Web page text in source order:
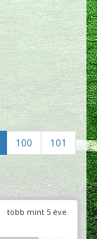
100
101
több mint 5 éve